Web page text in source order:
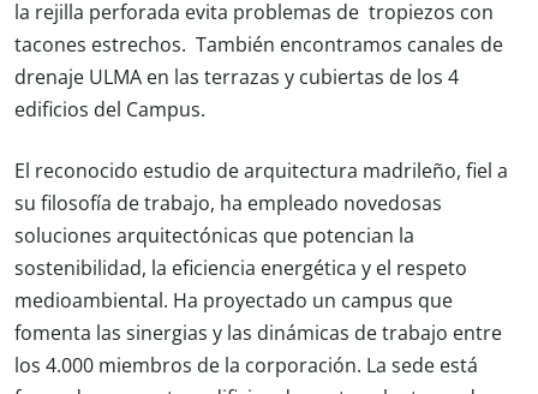
la rejilla perforada evita problemas de tropiezos con
tacones estrechos. También encontramos canales de
drenaje ULMA en las terrazas y cubiertas de los 4
edificios del Campus.
El reconocido estudio de arquitectura madrileño, fiel a
su filosofía de trabajo, ha empleado novedosas
soluciones arquitectónicas que potencian la
sostenibilidad, la eficiencia energética y el respeto
medioambiental. Ha proyectado un campus que
fomenta las sinergias y las dinámicas de trabajo entre
los 4.000 miembros de la corporación. La sede está